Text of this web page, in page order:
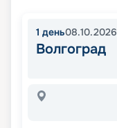
1 день08.10.2026
Волгоград